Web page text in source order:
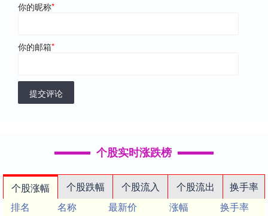
你的昵称*
你的邮箱*
提交评论
个股实时涨跌榜
个股涨幅 个股跌幅 个股流入 个股流出
换手率
排名
名称 最新价 涨幅
换手率